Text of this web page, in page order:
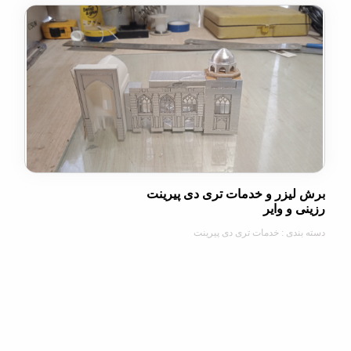
و خدمات تری دی پیرینت
و وایر
: خدمات تری دی پیرینت